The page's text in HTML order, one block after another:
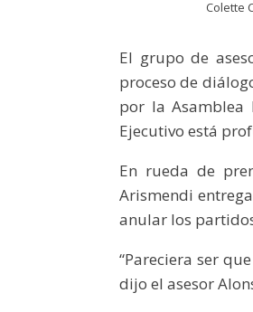
Colette
El grupo de
proceso de
por la Asamblea
Ejecutivo está
En rueda de
Arismendi
anular los
“Pareciera ser
dijo el asesor